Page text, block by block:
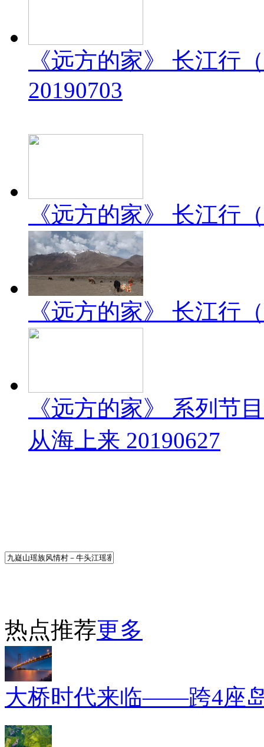
《远方的家》 长江行
20190703
《远方的家》 长江行
《远方的家》 长江行
《远方的家》 系列
从海上来 20190627
热点推荐更多
大桥时代来临——跨4座